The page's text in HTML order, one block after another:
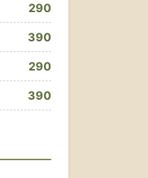
290
390
290
390